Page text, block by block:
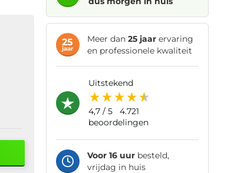
25
jaar
Meer dan 25 jaarervaring
en professionele kwaliteit
uitstekend
4,7/ 5
4.721
beoordelingen
Voor 16 uurbesteld,
vrijdag in huis